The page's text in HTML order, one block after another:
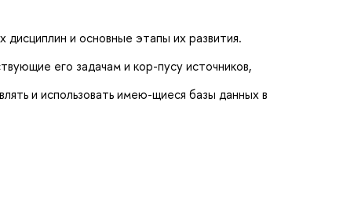
дисциплин и основные этапы их развития.
его задачам и кор-пусу источников,
и использовать имею-щиеся базы данных в